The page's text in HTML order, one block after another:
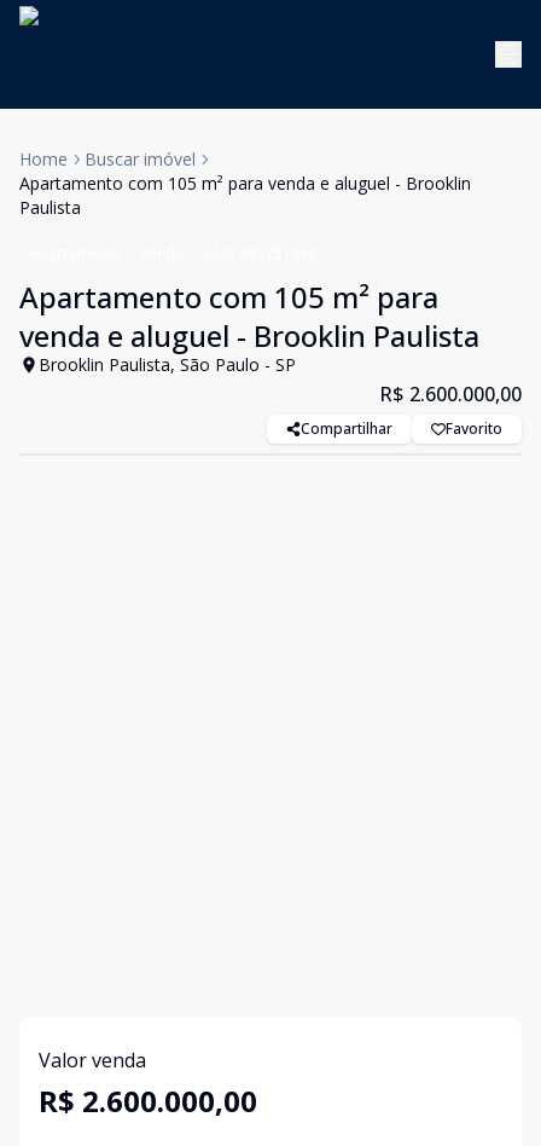
Home
Buscar imóvel
Apartamento com 105 m² para venda e aluguel - Brooklin
Paulista
Apartamento com 105 m² para
venda e aluguel - Brooklin Paulista
Brooklin Paulista, São Paulo - SP
R$ 2.600.000,00
Compartilhar Favorito
Valor venda
R$ 2.600.000,00